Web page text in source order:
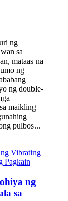
ng
sa
mataas na
ng
ng double-
maikling
pulbos...
ng
sa